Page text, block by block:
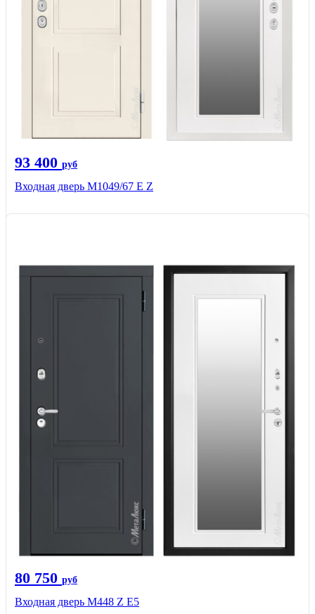
93 400 руб
Входная дверь М1049/67 Е Z
80 750 руб
Входная дверь М448 Z Е5